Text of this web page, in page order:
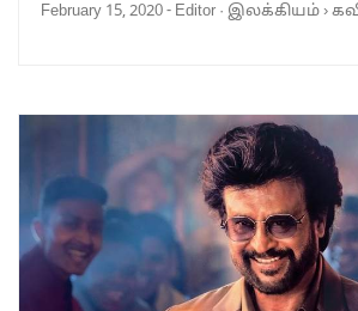
February 15, 2020- Editor · இலக்கியம்›